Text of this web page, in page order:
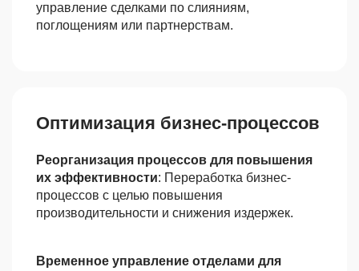
управление сделками по слияниям,
поглощениям или партнерствам.
Оптимизация бизнес-процессов
Реорганизация процессов для повышения
их эффективности: Переработка бизнес-
процессов с целью повышения
производительности и снижения издержек.
Временное управление отделами для